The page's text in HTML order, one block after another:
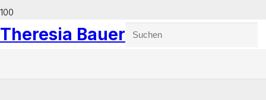
Theresia Bauer